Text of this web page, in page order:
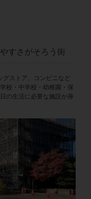
すさがそろう街
ストア、コンビニなど
校・中学校・幼稚園・保
の生活に必要な施設が身